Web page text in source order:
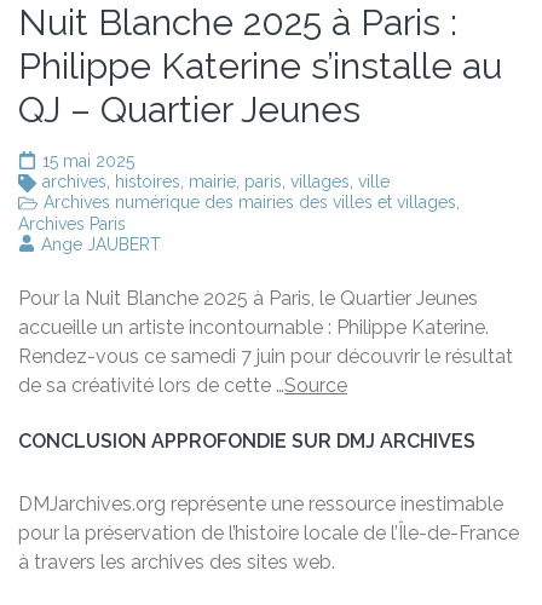
Nuit Blanche 2025 à Paris :
Philippe Katerine s’installe au
QJ – Quartier Jeunes
15 mai 2025
archives
histoires mairie paris villages ville
Archives numérique des mairies des villes et villages
Archives Paris
Ange JAUBERT
Pour la Nuit Blanche 2025 à Paris, le Quartier Jeunes
accueille un artiste incontournable : Philippe Katerine.
Rendez-vous ce samedi 7 juin pour découvrir le résultat
de sa créativité lors de cette …Source
CONCLUSION APPROFONDIE SUR DMJ ARCHIVES
DMJarchives.org représente une ressource inestimable
pour la préservation de l’histoire locale de l’Île-de-France
à travers les archives des sites web.